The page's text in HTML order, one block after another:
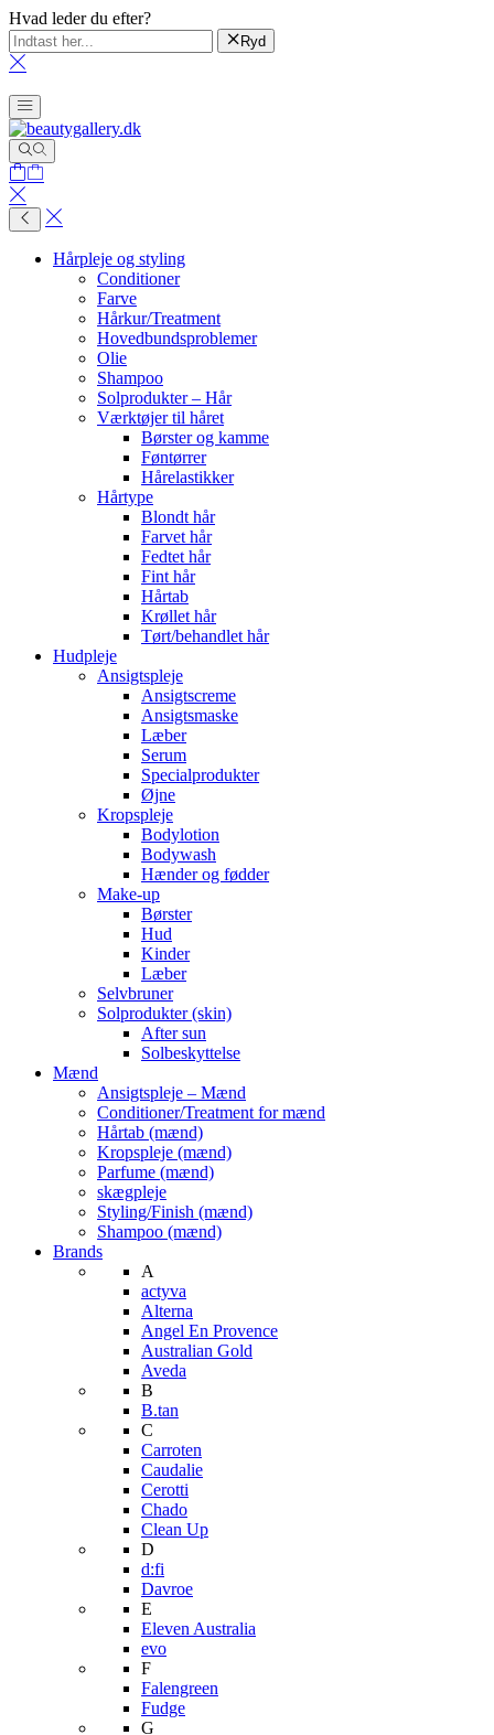
Hvad leder du efter?
Ryd
Hårpleje og styling
Conditioner
Farve
Hårkur/Treatment
Hovedbundsproblemer
Olie
Shampoo
Solprodukter – Hår
Værktøjer til håret
Børster og kamme
Føntørrer
Hårelastikker
Hårtype
Blondt hår
Farvet hår
Fedtet hår
Fint hår
Hårtab
Krøllet hår
Tørt/behandlet hår
Hudpleje
Ansigtspleje
Ansigtscreme
Ansigtsmaske
Læber
Serum
Specialprodukter
Øjne
Kropspleje
Bodylotion
Bodywash
Hænder og fødder
Make-up
Børster
Hud
Kinder
Læber
Selvbruner
Solprodukter (skin)
After sun
Solbeskyttelse
Mænd
Ansigtspleje – Mænd
Conditioner/Treatment for mænd
Hårtab (mænd)
Kropspleje (mænd)
Parfume (mænd)
skægpleje
Styling/Finish (mænd)
Shampoo (mænd)
Brands
A
actyva
Alterna
Angel En Provence
Australian Gold
Aveda
B
B.tan
C
Carroten
Caudalie
Cerotti
Chado
Clean Up
D
d:fi
Davroe
E
Eleven Australia
evo
F
Falengreen
Fudge
G